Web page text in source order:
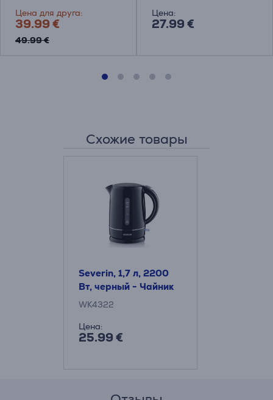
Цена для друга:
39.99 €
49.99 €
Цена:
27.99 €
Схожие товары
Severin, 1,7 л, 2200
Вт, черный - Чайник
WK4322
Цена:
25.99 €